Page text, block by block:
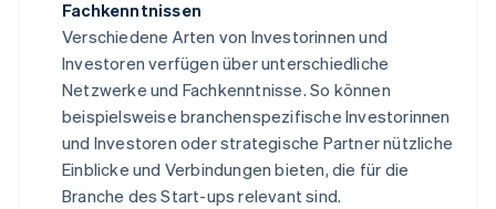
Fachkenntnissen
Verschiedene Arten von Investorinnen und
Investoren verfügen über unterschiedliche
Netzwerke und Fachkenntnisse. So können
beispielsweise branchenspezifische Investorinnen
und Investoren oder strategische Partner nützliche
Einblicke und Verbindungen bieten, die für die
Branche des Start-ups relevant sind.